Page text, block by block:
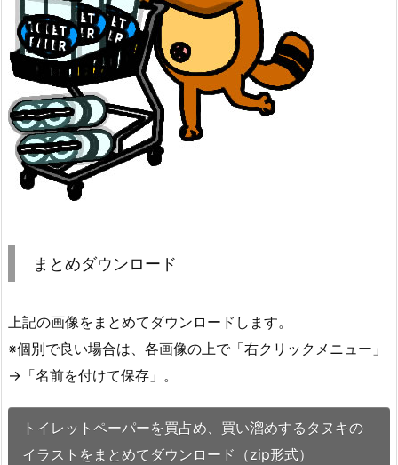
まとめダウンロード
上記の画像をまとめてダウンロードします。
※個別で良い場合は、各画像の上で「右クリックメニュー」
→「名前を付けて保存」。
トイレットペーパーを買占め、買い溜めするタヌキの
イラストをまとめてダウンロード（zip形式）